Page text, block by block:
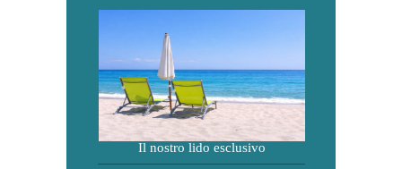
Il nostro lido esclusivo